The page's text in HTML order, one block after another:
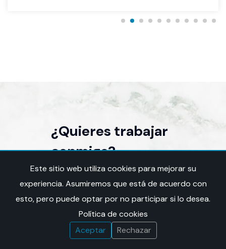
¿Quieres trabajar
conmigo?
Hablemos de tu
proyecto.
Quiero invitarte a que me cuentes eso que
te hace tanta ilusión. Hablemos de tu
Este sitio web utiliza cookies para mejorar su
experiencia. Asumiremos que está de acuerdo con
esto, pero puede optar por no participar si lo desea.
Política de cookies
Aceptar
Rechazar